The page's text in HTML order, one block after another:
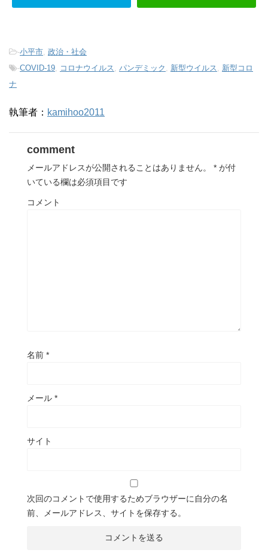
-小平市 政治・社会
-COVID-19 コロナウイルス パンデミック 新型ウイルス
新型コロ
ナ
執筆者： kamihoo2011
comment
メールアドレスが公開されることはありません。 * が付
いている欄は必須項目です
コメント
名前 *
メール *
サイト
次回のコメントで使用するためブラウザーに自分の名
前、メールアドレス、サイトを保存する。